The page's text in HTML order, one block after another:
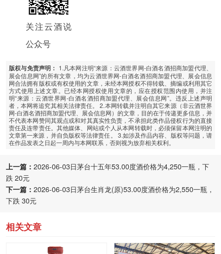
关注云酒说
公众号
版权与免责声明： 1.凡本网注明“来源：云酒世界网-白酒名酒招商加盟代理、
展会信息网”的所有文章，均为云酒世界网-白酒名酒招商加盟代理、展会信息
网合法拥有版权或有权使用的文章，未经本网授权不得转载、摘编或利用其它
方式使用上述文章。已经本网授权使用文章的，应在授权范围内使用，并注
明“来源：云酒世界网-白酒名酒招商加盟代理、展会信息网”。违反上述声明
者，本网将追究其相关法律责任。 2.本网转载并注明自其它来源（非云酒世界
网-白酒名酒招商加盟代理、展会信息网）的文章，目的在于传递更多信息，并
不代表本网赞同其观点或和对其真实性负责，不承担此类作品侵权行为的直接
责任及连带责任。其他媒体、网站或个人从本网转载时，必须保留本网注明的
文章第一来源，并自负版权等法律责任。 3.如涉及作品内容、版权等问题，请
在作品发表之日起一周内与本网联系，否则视为放弃相关权利。
上一篇： 2026-06-03日茅台十五年53.00度酒价格为4,250一瓶，下
跌 20元
下一篇： 2026-06-03日茅台生肖龙(原)53.00度酒价格为2,550一瓶，
下跌 30元
相关文章